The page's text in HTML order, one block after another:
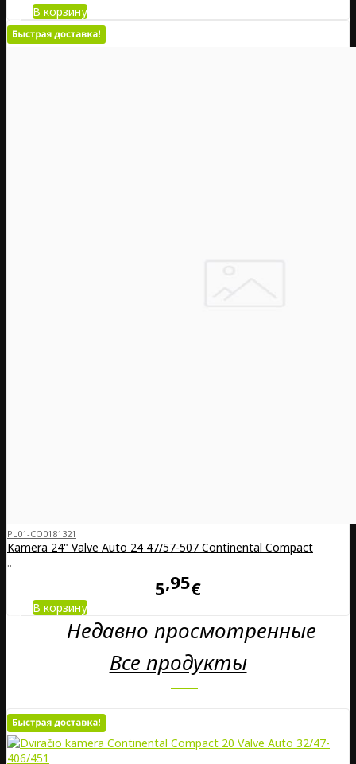
В корзину
PL01-CO0181321
Kamera 24" Valve Auto 24 47/57-507 Continental Compact
..
5 95€
В корзину
Недавно просмотренные
Все продукты